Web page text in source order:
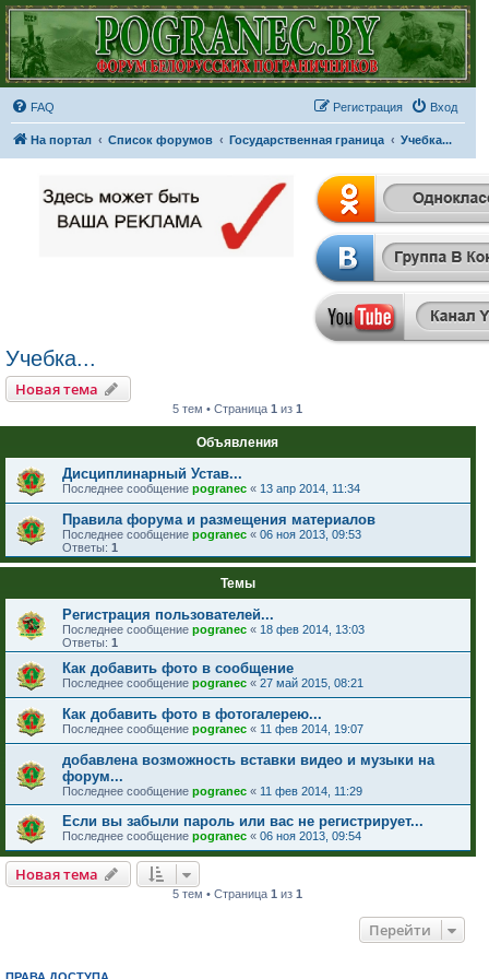
FAQ Вход
Регистрация
На портал Список форумов Государственная граница Учебка...
Учебка...
Новая тема
5 тем • Страница1 из1
Объявления
Дисциплинарный Устав...
Последнее сообщение pogranec « 13 апр 2014, 11:34
Правила форума и размещения материалов
Последнее сообщение pogranec « 06 ноя 2013, 09:53
Ответы: 1
Темы
Регистрация пользователей...
Последнее сообщение pogranec « 18 фев 2014, 13:03
Ответы: 1
Как добавить фото в сообщение
Последнее сообщение pogranec « 27 май 2015, 08:21
Как добавить фото в фотогалерею...
Последнее сообщение pogranec « 11 фев 2014, 19:07
добавлена возможность вставки видео и музыки на
форум...
Последнее сообщение pogranec « 11 фев 2014, 11:29
Если вы забыли пароль или вас не регистрирует...
Последнее сообщение pogranec « 06 ноя 2013, 09:54
Новая тема
5 тем • Страница1 из1
Перейти